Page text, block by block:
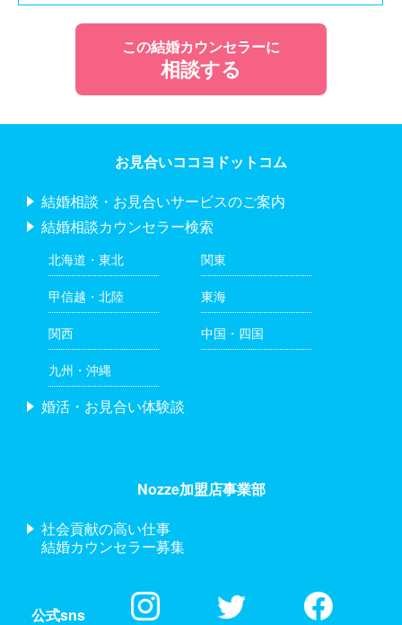
この結婚カウンセラーに
相談する
お見合いココヨドットコム
結婚相談・お見合いサービスのご案内
結婚相談カウンセラー検索
北海道・東北 関東
甲信越・北陸 東海
関西 中国・四国
九州・沖縄
婚活・お見合い体験談
Nozze加盟店事業部
社会貢献の高い仕事
結婚カウンセラー募集
公式sns